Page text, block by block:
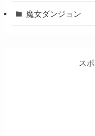
魔女ダンジョン
ス